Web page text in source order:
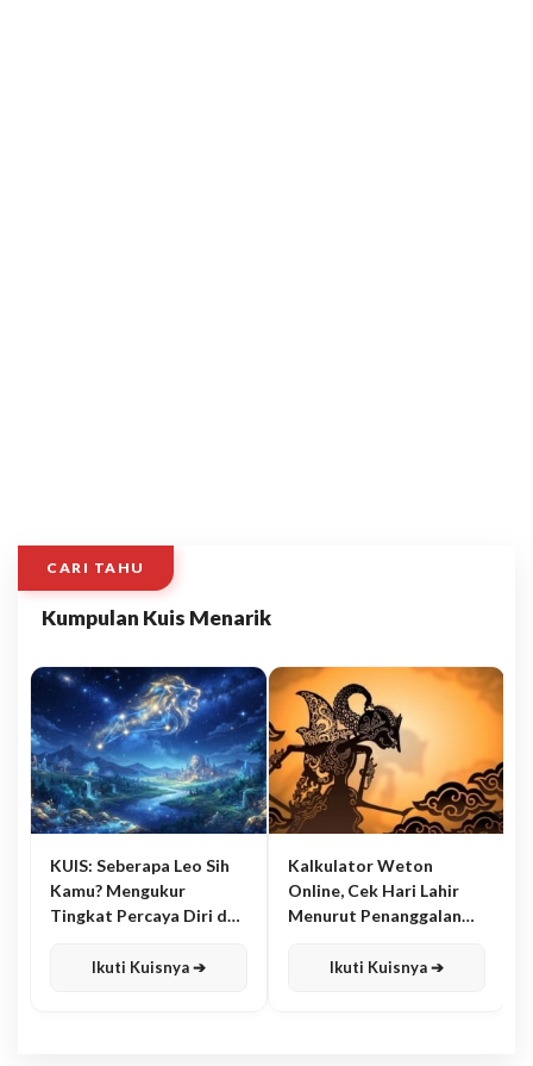
CARI TAHU
Kumpulan Kuis Menarik
KUIS: Seberapa Leo Sih
Kamu? Mengukur
Tingkat Percaya Diri dan
Ikuti Kuisnya ➔
Kalkulator Weton
Online, Cek Hari Lahir
Menurut Penanggalan
Ikuti Kuisnya ➔